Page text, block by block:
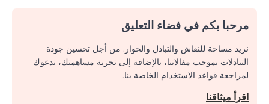
مرحبا بكم في فضاء التعليق
نريد مساحة للنقاش والتبادل والحوار. من أجل تحسين جودة
التبادلات بموجب مقالاتنا، بالإضافة إلى تجربة مساهمتك، ندعوك
لمراجعة قواعد الاستخدام الخاصة بنا.
اقرأ ميثاقنا